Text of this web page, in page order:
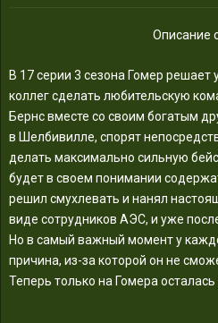
Описание
В 17 серии 3 сезона Гомер решает
коллег сделать любительскую
Бернс вместе со своим богатым
в Шелбивилле, спорят
делать максимально сильную
будет в своем понимании
решил смухлевать и нанял
виде сотрудников АЭС, и уже
Но в самый важный момент у
причина, из-за которой он не
Теперь только на Гомера